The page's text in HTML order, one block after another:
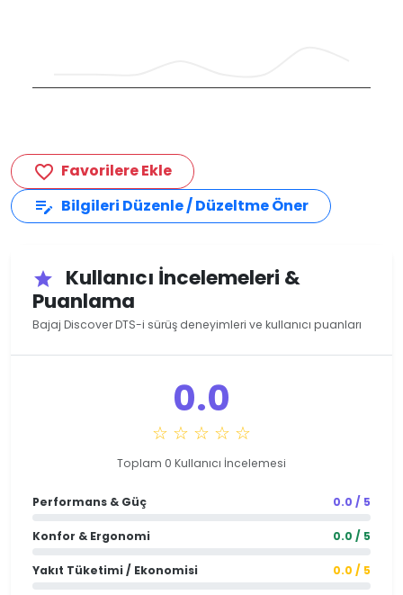
favorite_border Favorilere Ekle
edit_note Bilgileri Düzenle / Düzeltme Öner
star
Kullanıcı İncelemeleri &
Puanlama
Bajaj Discover DTS-i sürüş deneyimleri ve kullanıcı puanları
0.0
☆ ☆ ☆ ☆ ☆
Toplam 0 Kullanıcı İncelemesi
Performans & Güç 0.0 / 5
Konfor & Ergonomi 0.0 / 5
Yakıt Tüketimi / Ekonomisi 0.0 / 5